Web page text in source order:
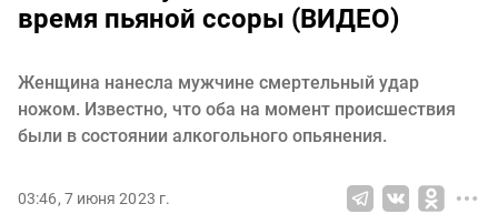
время пьяной ссоры (ВИДЕО)
Женщина нанесла мужчине смертельный удар
ножом. Известно, что оба на момент происшествия
были в состоянии алкогольного опьянения.
03:46, 7 июня 2023 г.